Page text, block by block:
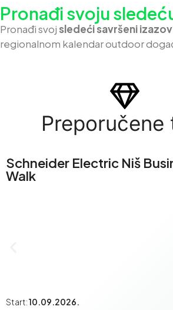
Pronađi svoju
Pronađi svojsledeći savršeni izazov
regionalnom kalendar outdoor
Preporučene
Schneider Electric Niš
Walk
Start:10.09.2026.